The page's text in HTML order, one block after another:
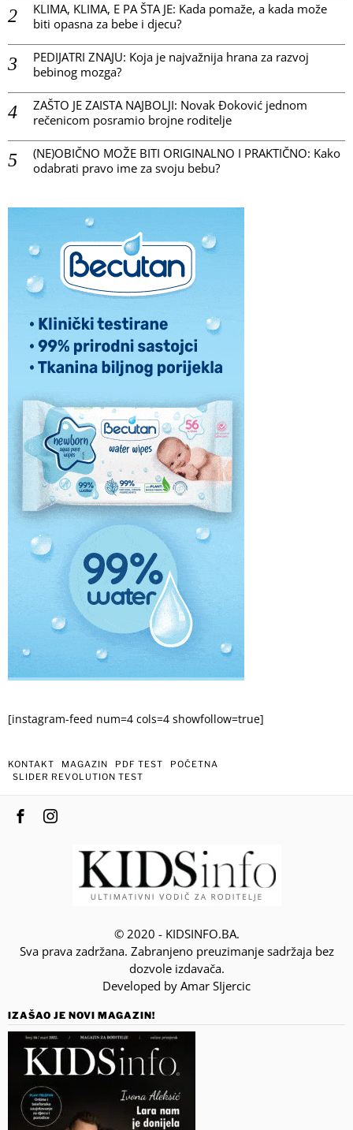
KLIMA, KLIMA, E PA ŠTA JE: Kada pomaže, a kada može
biti opasna za bebe i djecu?
PEDIJATRI ZNAJU: Koja je najvažnija hrana za razvoj
bebinog mozga?
ZAŠTO JE ZAISTA NAJBOLJI: Novak Đoković jednom
rečenicom posramio brojne roditelje
(NE)OBIČNO MOŽE BITI ORIGINALNO I PRAKTIČNO: Kako
odabrati pravo ime za svoju bebu?
[instagram-feed num=4 cols=4 showfollow=true]
KONTAKT MAGAZIN PDF TEST
POČETNA
SLIDER REVOLUTION TEST
© 2020 - KIDSINFO.BA.
Sva prava zadržana. Zabranjeno preuzimanje sadržaja bez
dozvole izdavača.
Developed by Amar SIjercic
IZAŠAO JE NOVI MAGAZIN!